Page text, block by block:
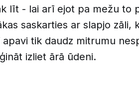
līt - lai arī ejot pa mežu to
saskarties ar slapjo zāli,
tik daudz mitrumu
izliet ārā ūdeni.